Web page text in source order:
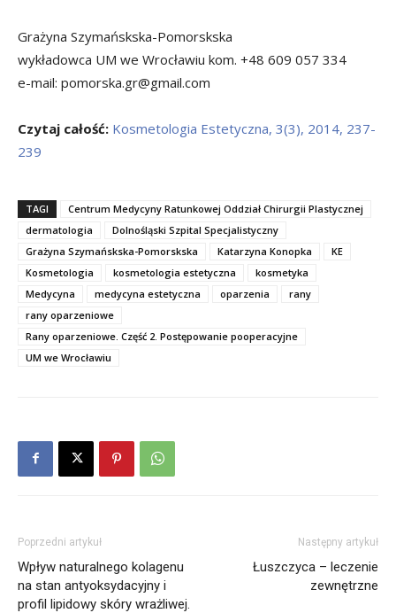
Grażyna Szymańskska-Pomorskska
wykładowca UM we Wrocławiu kom. +48 609 057 334
e-mail: pomorska.gr@gmail.com
Czytaj całość: Kosmetologia Estetyczna, 3(3), 2014, 237-
239
TAGI
Centrum Medycyny Ratunkowej Oddział Chirurgii Plastycznej
dermatologia
Dolnośląski Szpital Specjalistyczny
Grażyna Szymańskska-Pomorskska
Katarzyna Konopka
KE
Kosmetologia
kosmetologia estetyczna
kosmetyka
Medycyna
medycyna estetyczna oparzenia
rany
rany oparzeniowe
Rany oparzeniowe. Część 2. Postępowanie pooperacyjne
UM we Wrocławiu
Poprzedni artykuł
Wpływ naturalnego kolagenu
na stan antyoksydacyjny i
profil lipidowy skóry wrażliwej.
Następny artykuł
Łuszczyca – leczenie
zewnętrzne